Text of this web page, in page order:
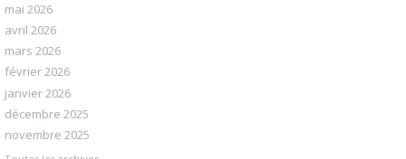
mai 2026
avril 2026
mars 2026
février 2026
janvier 2026
décembre 2025
novembre 2025